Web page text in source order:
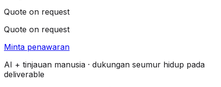
Quote on request
Quote on request
Minta penawaran
AI + tinjauan manusia · dukungan seumur hidup pada
deliverable